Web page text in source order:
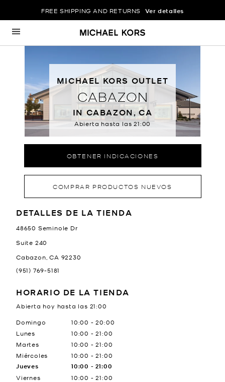
Ir al contenido
FREE SHIPPING AND RETURNS Ver detalles
Volver a navegación
MICHAEL KORS OUTLET
CABAZON
IN CABAZON, CA
Abierta hasta las21:00
OBTENER INDICACIONES
COMPRAR PRODUCTOS NUEVOS
LOCATION INFORMATION
DETALLES DE LA TIENDA
48650 Seminole Dr
Suite 240
Cabazon CA 92230
(951) 769-5181
HORARIO DE LA TIENDA
Abierta hoy hasta las 21:00
Día de la semanaHorario
Lunes
10:00 -21:00
Martes
10:00 -21:00
Miércoles
10:00 -21:00
Jueves 10:00 -21:00
Viernes 10:00 -21:00
Domingo 10:00 -20:00